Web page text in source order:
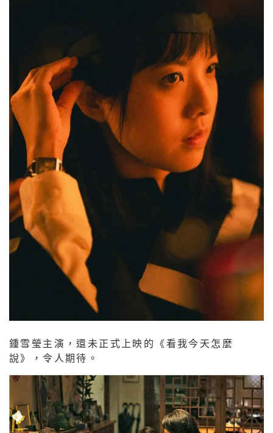
鍾雪瑩主演，還未正式上映的《看我今天怎麼
說》，令人期待。